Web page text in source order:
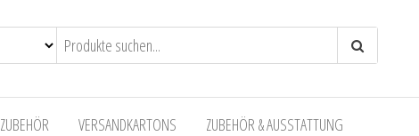
ZUBEHÖR VERSANDKARTONS ZUBEHÖR & AUSSTATTUNG